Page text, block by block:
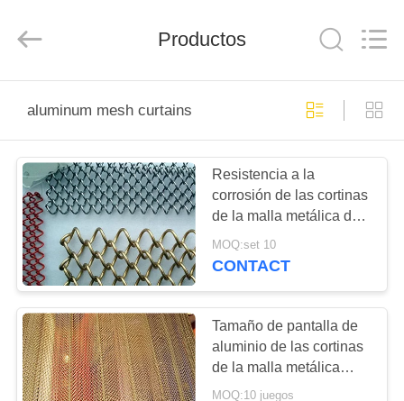
PRODUCTOS
SOBRE
NOSOTROS
VIAJE
DE
LA
FÁBRICA
Yuntong
Ltd..
Reserved.
Productos
aluminum mesh curtains
Resistencia a la
corrosión de las cortinas
de la malla metálica de
la alambrada con la
longitud/la anchura
MOQ:set 10
CONTACT
Tamaño de pantalla de
aluminio de las cortinas
de la malla metálica
modificado para
MOQ:10 juegos